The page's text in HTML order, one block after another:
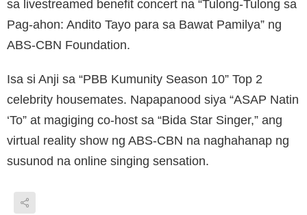
sa livestreamed benefit concert na “Tulong-Tulong sa
Pag-ahon: Andito Tayo para sa Bawat Pamilya” ng
ABS-CBN Foundation.
Isa si Anji sa “PBB Kumunity Season 10” Top 2
celebrity housemates. Napapanood siya “ASAP Natin
‘To” at magiging co-host sa “Bida Star Singer,” ang
virtual reality show ng ABS-CBN na naghahanap ng
susunod na online singing sensation.